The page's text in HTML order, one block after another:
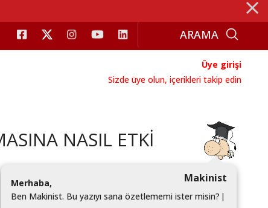
⨯
Üye girişi
Sizde üye olun, içerikleri takip edin
NASIL ETKİ
Makinist
Merhaba,
Ben Makinist. Bu yazıyı sana özetlememi ister misin? |